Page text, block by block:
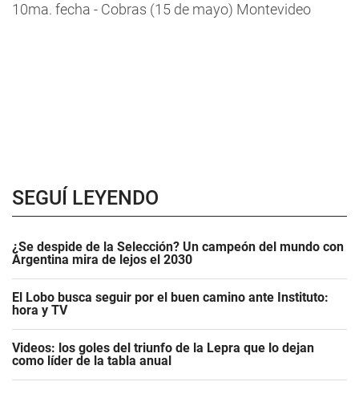
10ma. fecha - Cobras (15 de mayo) Montevideo
SEGUÍ LEYENDO
¿Se despide de la Selección? Un campeón del mundo con
Argentina mira de lejos el 2030
El Lobo busca seguir por el buen camino ante Instituto:
hora y TV
Videos: los goles del triunfo de la Lepra que lo dejan
como líder de la tabla anual